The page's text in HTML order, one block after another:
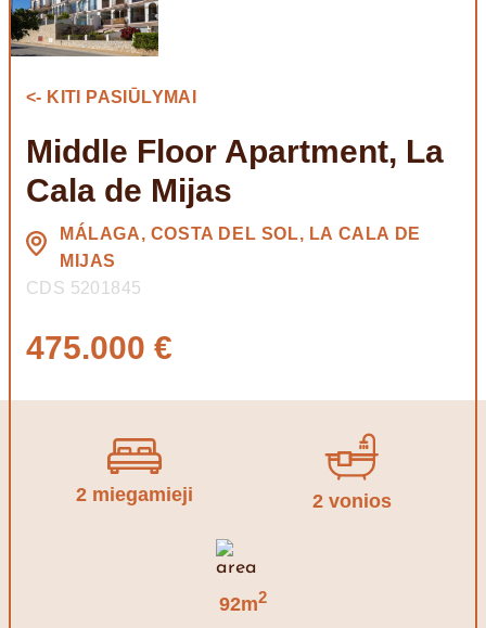
<- KITI PASIŪLYMAI
Middle Floor Apartment, La
Cala de Mijas
MÁLAGA, COSTA DEL SOL, LA CALA DE
MIJAS
CDS 5201845
475.000 €
2 miegamieji 2 vonios
92m2